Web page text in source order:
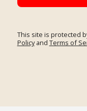
This site is protected
Policyand Terms of